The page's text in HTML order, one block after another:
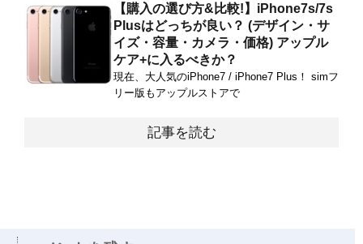
【購入の選び方&比較!】iPhone7s/7s
Plusはどっちが良い？ (デザイン・サ
イズ・容量・カメラ・価格) アップル
ケア+に入るべきか？
現在、大人気のiPhone7 / iPhone7 Plus！ simフ
リー版もアップルストアで
記事を読む